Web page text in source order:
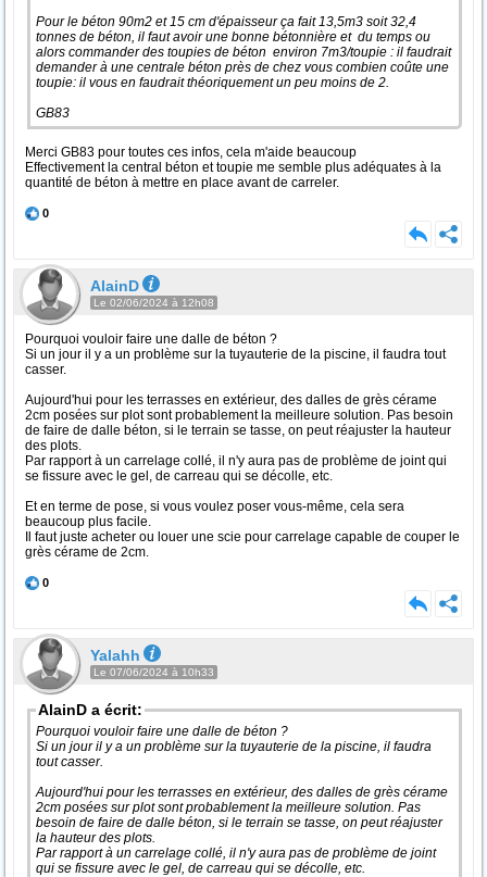
Pour le béton 90m2 et 15 cm d'épaisseur ça fait 13,5m3 soit 32,4
tonnes de béton, il faut avoir une bonne bétonnière et du temps ou
alors commander des toupies de béton environ 7m3/toupie : il faudrait
demander à une centrale béton près de chez vous combien coûte une
toupie: il vous en faudrait théoriquement un peu moins de 2.
GB83
Merci GB83 pour toutes ces infos, cela m'aide beaucoup
Effectivement la central béton et toupie me semble plus adéquates à la
quantité de béton à mettre en place avant de carreler.
0
AlainD
Le 02/06/2024 à 12h08
Pourquoi vouloir faire une dalle de béton ?
Si un jour il y a un problème sur la tuyauterie de la piscine, il faudra tout
casser.
Aujourd'hui pour les terrasses en extérieur, des dalles de grès cérame
2cm posées sur plot sont probablement la meilleure solution. Pas besoin
de faire de dalle béton, si le terrain se tasse, on peut réajuster la hauteur
des plots.
Par rapport à un carrelage collé, il n'y aura pas de problème de joint qui
se fissure avec le gel, de carreau qui se décolle, etc.
Et en terme de pose, si vous voulez poser vous-même, cela sera
beaucoup plus facile.
Il faut juste acheter ou louer une scie pour carrelage capable de couper le
grès cérame de 2cm.
0
Yalahh
Le 07/06/2024 à 10h33
AlainD a écrit:
Pourquoi vouloir faire une dalle de béton ?
Si un jour il y a un problème sur la tuyauterie de la piscine, il faudra
tout casser.
Aujourd'hui pour les terrasses en extérieur, des dalles de grès cérame
2cm posées sur plot sont probablement la meilleure solution. Pas
besoin de faire de dalle béton, si le terrain se tasse, on peut réajuster
la hauteur des plots.
Par rapport à un carrelage collé, il n'y aura pas de problème de joint
qui se fissure avec le gel, de carreau qui se décolle, etc.